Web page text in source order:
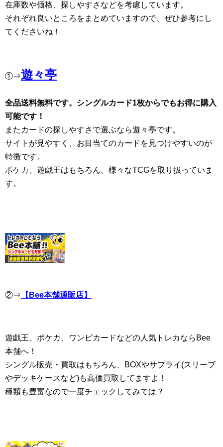
在庫数や価格、探しやすさなどを考慮しています。
それぞれ良いところをまとめていますので、ぜひ参考にし
てくださいね！
①⇒遊々亭
全品送料無料です。シングルカード1枚からでもお得に購入
可能です！
またカードの探しやすさで選ぶなら遊々亭です。
サイトが見やすく、お目当てのカードを見つけやすいのが
特徴です。
ポケカ、遊戯王はもちろん、様々なTCGを取り扱っていま
す。
②⇒ 【Bee本舗通販店】
遊戯王、ポケカ、ワンピカードなどの人気トレカならBee
本舗へ！
シングル販売・買取はもちろん、BOXやサプライ(スリーブ
やデッキケースなど)も高価買取してますよ！
種類も豊富なので一度チェックしてみては？